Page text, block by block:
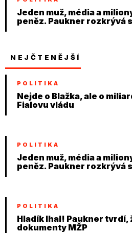
Jeden muž, média a
peněz. Paukner rozkrývá
NEJČTENĚJŠÍ
POLITIKA
Nejde o Blažka, ale o
Fialovu vládu
POLITIKA
Jeden muž, média a
peněz. Paukner rozkrývá
POLITIKA
Hladík lhal! Paukner tvrdí,
dokumenty MŽP